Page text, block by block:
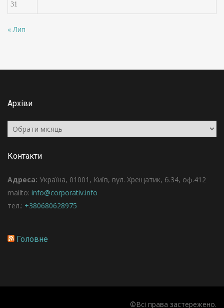
31
« Лип
Архіви
Архіви
Контакти
Адреса: Україна, 01001, Київ, вул. Хрещатик, б.34, оф.412
mailto: info@corporativ.info
тел.: +380680628975
Головне
©Всі права застережено.